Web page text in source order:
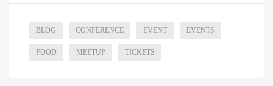
BLOG CONFERENCE EVENT EVENTS
FOOD MEETUP TICKETS